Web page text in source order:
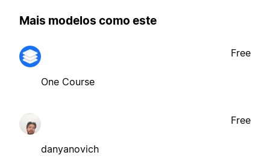
Mais modelos como este
One Course
Free
danyanovich
Free